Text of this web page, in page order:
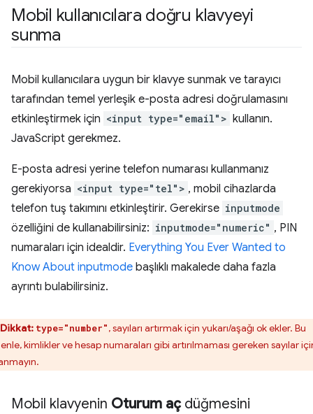
Mobil kullanıcılara doğru klavyeyi
sunma
Mobil kullanıcılara uygun bir klavye sunmak ve tarayıcı
tarafından temel yerleşik e-posta adresi doğrulamasını
etkinleştirmek için <input type="email"> kullanın.
JavaScript gerekmez.
E-posta adresi yerine telefon numarası kullanmanız
gerekiyorsa <input type="tel"> , mobil cihazlarda
telefon tuş takımını etkinleştirir. Gerekirse inputmode
özelliğini de kullanabilirsiniz: inputmode="numeric" , PIN
numaraları için idealdir. Everything You Ever Wanted to
Know About inputmode başlıklı makalede daha fazla
ayrıntı bulabilirsiniz.
Dikkat: type="number", sayıları artırmak için yukarı/aşağı ok ekler. Bu
kimlikler ve hesap numaraları gibi artırılmaması gereken sayılar
Mobil klavyenin Oturum açdüğmesini